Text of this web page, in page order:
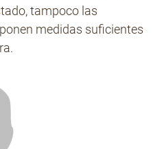
tampoco las
medidas suficientes